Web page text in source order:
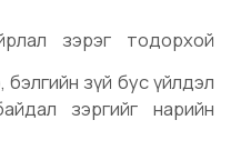
зэрэг тодорхой
зүй бус үйлдэл
зэргийг нарийн